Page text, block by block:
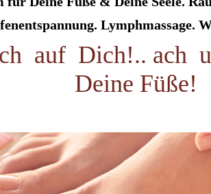
Lymphmassage.
auf Dich!.. ach
Deine Füße!